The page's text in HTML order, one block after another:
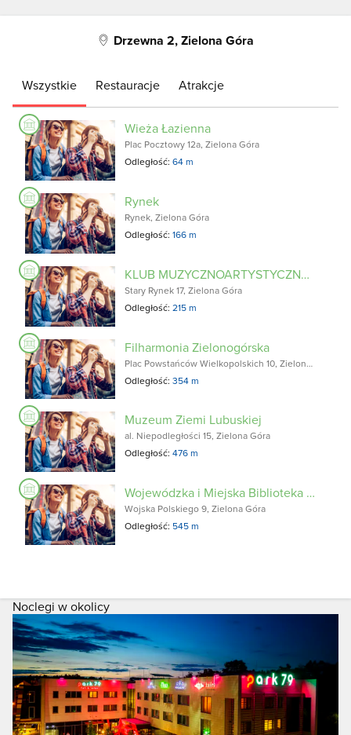
Drzewna 2, Zielona Góra
Wszystkie Restauracje Atrakcje
Wieża Łazienna
Plac Pocztowy 12a, Zielona Góra
Odległość:64 m
Rynek
Rynek, Zielona Góra
Odległość:166 m
KLUB MUZYCZNOARTYSTYCZNY 4 RÓŻE DLA LUCIENNE
Stary Rynek 17, Zielona Góra
Odległość:215 m
Filharmonia Zielonogórska
Plac Powstańców Wielkopolskich 10, Zielona Góra
Odległość:354 m
Muzeum Ziemi Lubuskiej
al. Niepodległości 15, Zielona Góra
Odległość:476 m
Wojewódzka i Miejska Biblioteka Publiczna im. Cypriana Norwida
Wojska Polskiego 9, Zielona Góra
Odległość: 545 m
Noclegi w okolicy